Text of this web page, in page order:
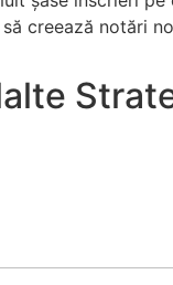
creează notări